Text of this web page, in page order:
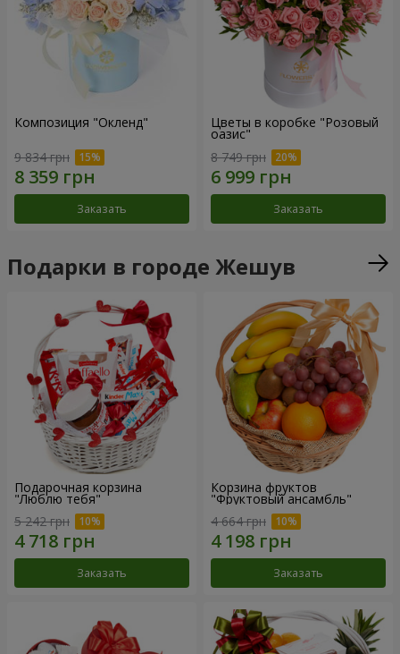
Композиция "Окленд"
9 834 грн
Заказать
Цветы в коробке "Розовый
оазис"
8 749 грн
Заказать
Подарки в городе Жешув
Подарочная корзина
"Люблю тебя"
5 242 грн
Заказать
Корзина фруктов
"Фруктовый ансамбль"
4 664 грн
Заказать